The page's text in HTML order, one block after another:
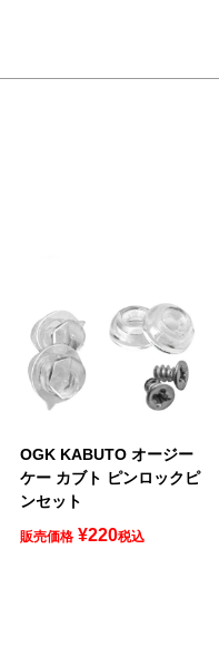
OGK KABUTO オージー
ケー カブト ピンロックピ
ンセット
販売価格 ¥220税込